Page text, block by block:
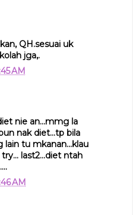
QH.sesuai uk
jga,.
AM
nie an...mmg la
nak diet...tp bila
tu mkanan...klau
last2...diet ntah
AM